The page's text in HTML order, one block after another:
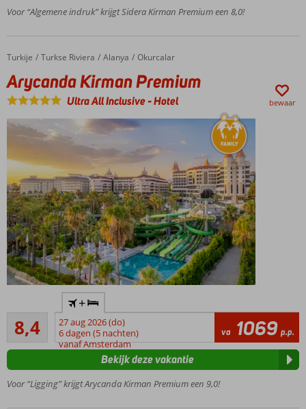
Kindvriendelijk
hotel
Een
Wellness
Center
Zwembad
met
glijbanen
Voor “Algemene indruk” krijgt Sidera Kirman Premium een 8,0!
Home
Turkije Turkse Riviera Alanya Okurcalar
Arycanda Kirman Premium
Arycanda Kirman Premium
Ultra All Inclusive-Hotel bewaar
het
strand
Diverse
3 à-la-
8,4
Zeer goed
5
beoordelingen
+
27 aug 2026 (do)
6 dagen (5 nachten)
vanaf Amsterdam
va 1069 p.p.
Voor “Ligging” krijgt Arycanda Kirman Premium een 9,0!
Bekijk deze vakantie